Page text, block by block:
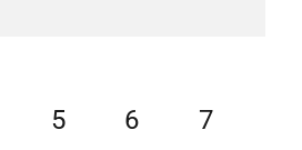
5 6 7